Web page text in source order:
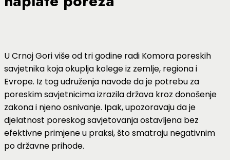
U Crnoj Gori više od tri godine radi Komora poreskih
savjetnika koja okuplja kolege iz zemlje, regiona i
Evrope. Iz tog udruženja navode da je potrebu za
poreskim savjetnicima izrazila država kroz donošenje
zakona i njeno osnivanje. Ipak, upozoravaju da je
djelatnost poreskog savjetovanja ostavljena bez
efektivne primjene u praksi, što smatraju negativnim
po državne prihode.